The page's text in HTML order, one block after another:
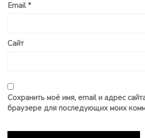
Email*
Сайт
Сохранить моё имя, email и адрес
браузере для последующих моих